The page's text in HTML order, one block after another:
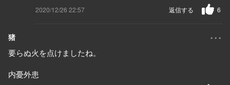
2020/12/26 22:57 6
返信する
猪 ...
要らぬ火を点けましたね。
内憂外患